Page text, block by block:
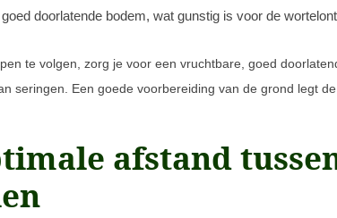
doorlatende bodem, wat gunstig is voor de
te volgen, zorg je voor een vruchtbare, goed
seringen. Een goede voorbereiding van de grond legt
afstand